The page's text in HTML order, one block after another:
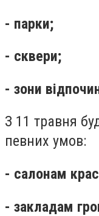
- парки;
- сквери;
- зони
З 11 травня
певних умов:
- салонам
- закладам